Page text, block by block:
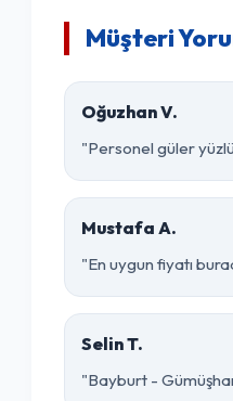
Müşteri
Oğuzhan V.
"Personel güler
Mustafa A.
"En uygun fiyatı
Selin T.
"Bayburt -